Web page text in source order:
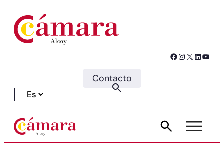
Facebook Instagram X LinkedIn YouTube
Contacto